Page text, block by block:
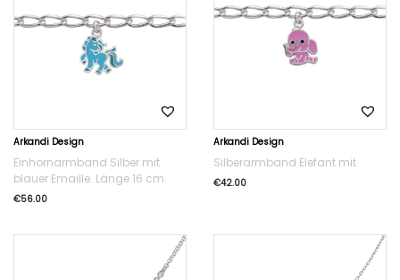
Arkandi Design
Einhornarmband Silber mit
blauer Emaille. Länge 16 cm.
€56.00
Arkandi Design
Silberarmband Elefant mit
€42.00